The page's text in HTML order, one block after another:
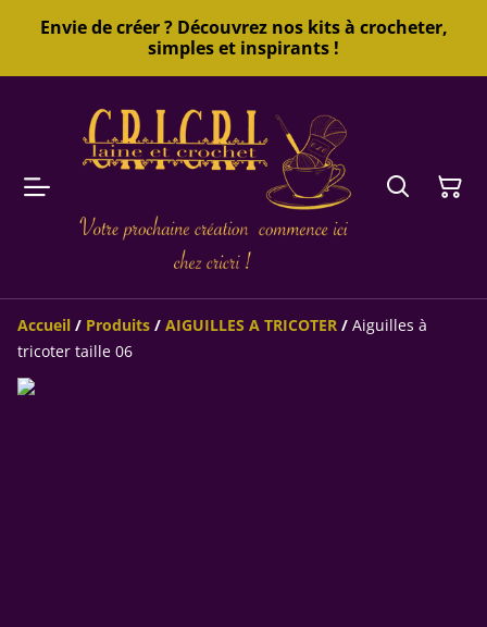
Envie de créer ? Découvrez nos kits à crocheter,
simples et inspirants !
Accueil / Produits / AIGUILLES A TRICOTER / Aiguilles à
tricoter taille 06